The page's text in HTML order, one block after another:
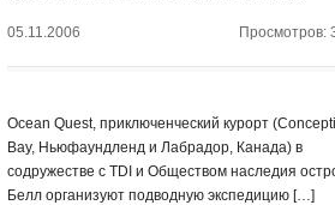
05.11.2006 Просмотров:
Ocean Quest, приключенческий курорт
Bay, Ньюфаундленд и Лабрадор, Канада) в
содружестве с TDI и Обществом наследия
Белл организуют подводную экспедицию […]